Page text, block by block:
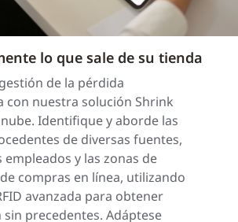
lo que sale de su tienda
de la pérdida
con nuestra solución Shrink
Identifique y aborde las
de diversas fuentes,
empleados y las zonas de
compras en línea, utilizando
avanzada para obtener
precedentes. Adáptese